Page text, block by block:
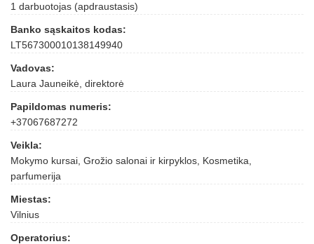
1 darbuotojas (apdraustasis)
Banko sąskaitos kodas:
LT567300010138149940
Vadovas:
Laura Jauneikė, direktorė
Papildomas numeris:
+37067687272
Veikla:
Mokymo kursai, Grožio salonai ir kirpyklos, Kosmetika,
parfumerija
Miestas:
Vilnius
Operatorius: